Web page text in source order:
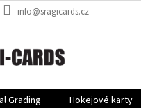
info@sragicards.cz
Grading Hokejové karty